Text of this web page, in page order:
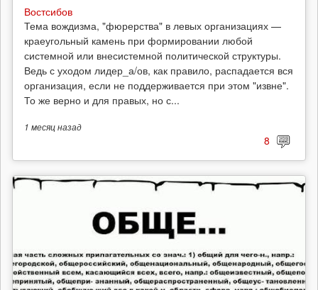
Востсибов
Тема вождизма, "фюрерства" в левых организациях —
краеугольный камень при формировании любой
системной или внесистемной политической структуры.
Ведь с уходом лидер_а/ов, как правило, распадается вся
организация, если не поддерживается при этом "извне".
То же верно и для правых, но с...
1 месяцназад
8